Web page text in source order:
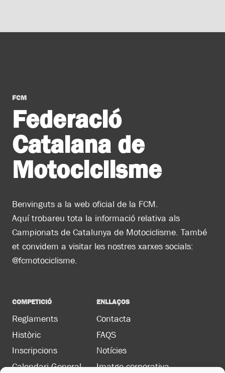
FCM
Federació
Catalana de
Motociclisme
Benvinguts a la web oficial de la FCM.
Aquí trobareu tota la informació relativa als
Campionats de Catalunya de Motociclisme. També
et convidem a visitar les nostres xarxes socials:
@fcmotociclisme.
COMPETICIÓ
Reglaments
Històric
Inscripcions
Calendari General
ENLLAÇOS
Contacta
FAQS
Notícies
Imatge corporativa